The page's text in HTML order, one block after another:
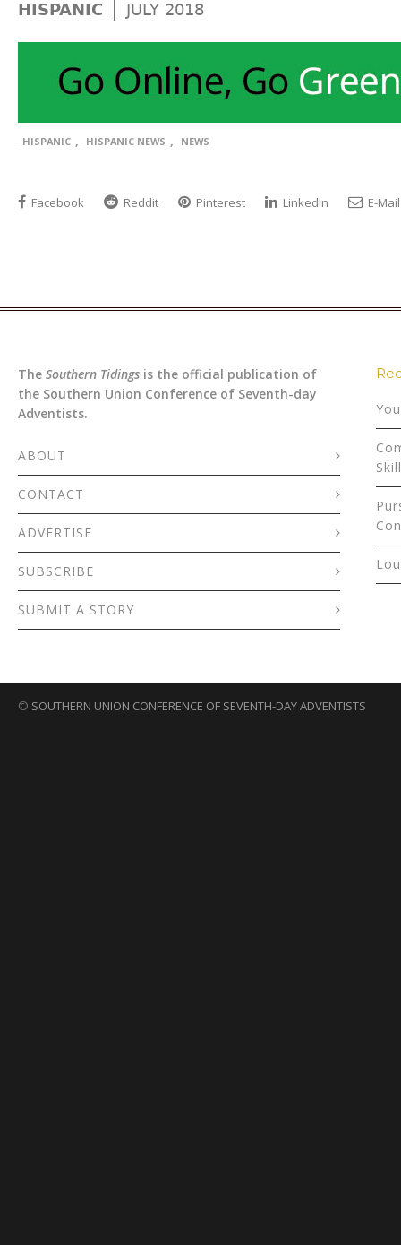
HISPANIC JULY 2018
HISPANIC , HISPANIC NEWS , NEWS
Facebook Reddit Pinterest LinkedIn E-Mail
The Southern Tidings is the official publication of
the Southern Union Conference of Seventh-day
Adventists.
ABOUT
CONTACT
ADVERTISE
SUBSCRIBE
SUBMIT A STORY
© SOUTHERN UNION CONFERENCE OF SEVENTH-DAY ADVENTISTS